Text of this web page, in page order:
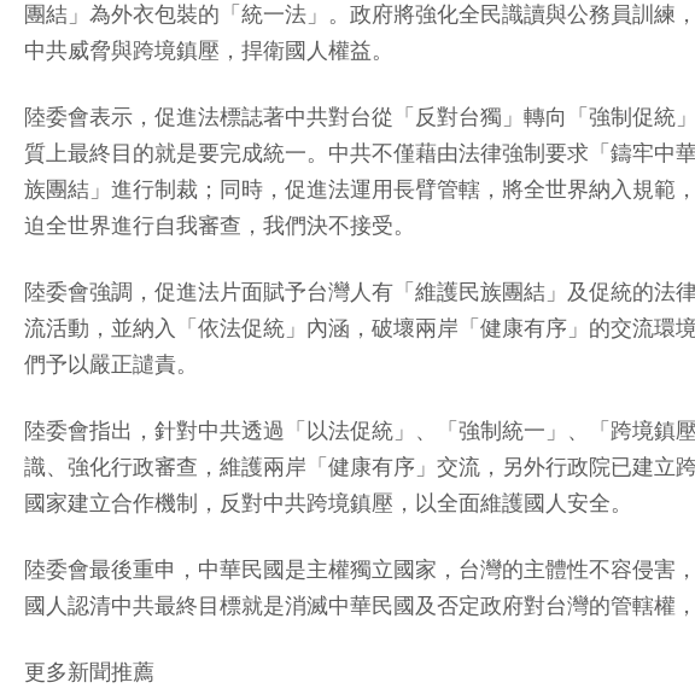
團結」為外衣包裝的「統一法」。政府將強化全民識讀與公務員訓
中共威脅與跨境鎮壓，捍衛國人權益。
陸委會表示，促進法標誌著中共對台從「反對台獨」轉向「強制促
質上最終目的就是要完成統一。中共不僅藉由法律強制要求「鑄牢
族團結」進行制裁；同時，促進法運用長臂管轄，將全世界納入規範
迫全世界進行自我審查，我們決不接受。
陸委會強調，促進法片面賦予台灣人有「維護民族團結」及促統的
流活動，並納入「依法促統」內涵，破壞兩岸「健康有序」的交流
們予以嚴正譴責。
陸委會指出，針對中共透過「以法促統」、「強制統一」、「跨境
識、強化行政審查，維護兩岸「健康有序」交流，另外行政院已建立
國家建立合作機制，反對中共跨境鎮壓，以全面維護國人安全。
陸委會最後重申，中華民國是主權獨立國家，台灣的主體性不容侵
國人認清中共最終目標就是消滅中華民國及否定政府對台灣的管轄權
更多新聞推薦